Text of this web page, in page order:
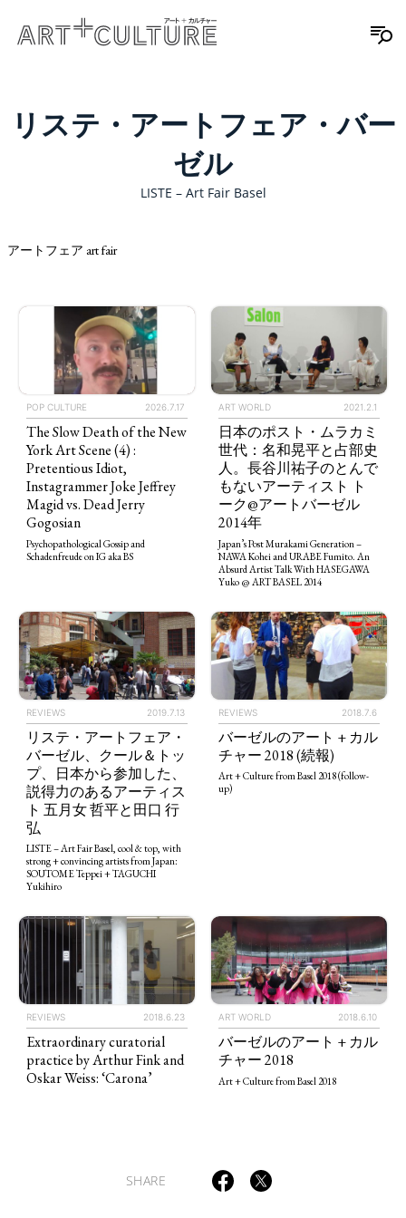
TAGS PEOPLE RANKING
ART WORLD CULTURAL ESSAYS
リステ・アートフェア・バー
ゼル
LISTE – Art Fair Basel
アートフェア art fair
POP CULTURE 2026.7.17
The Slow Death of the New
York Art Scene (4) :
Pretentious Idiot,
Instagrammer Joke Jeffrey
Magid vs. Dead Jerry
Gogosian
Psychopathological Gossip and
Schadenfreude on IG aka BS
ART WORLD 2021.2.1
日本のポスト・ムラカミ
世代：名和晃平と占部史
人。長谷川祐子のとんで
もないアーティスト ト
ーク@アートバーゼル
2014年
Japan’s Post Murakami Generation –
NAWA Kohei and URABE Fumito. An
Absurd Artist Talk With HASEGAWA
Yuko @ ART BASEL 2014
REVIEWS 2019.7.13
リステ・アートフェア・
バーゼル、クール＆トッ
プ、日本から参加した、
説得力のあるアーティス
ト 五月女 哲平と田口 行
弘
LISTE – Art Fair Basel, cool & top, with
strong + convincing artists from Japan:
SOUTOME Teppei + TAGUCHI
Yukihiro
REVIEWS 2018.7.6
バーゼルのアート + カル
チャー 2018 (続報)
Art + Culture from Basel 2018 (follow-
up)
REVIEWS 2018.6.23
Extraordinary curatorial
practice by Arthur Fink and
Oskar Weiss: ‘Carona’
ART WORLD 2018.6.10
バーゼルのアート + カル
チャー 2018
Art + Culture from Basel 2018
SHARE